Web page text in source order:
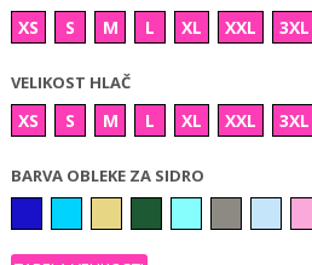
XS S M L XL XXL 3XL
VELIKOST HLAČ
XS S M L XL XXL 3XL
BARVA OBLEKE ZA SIDRO